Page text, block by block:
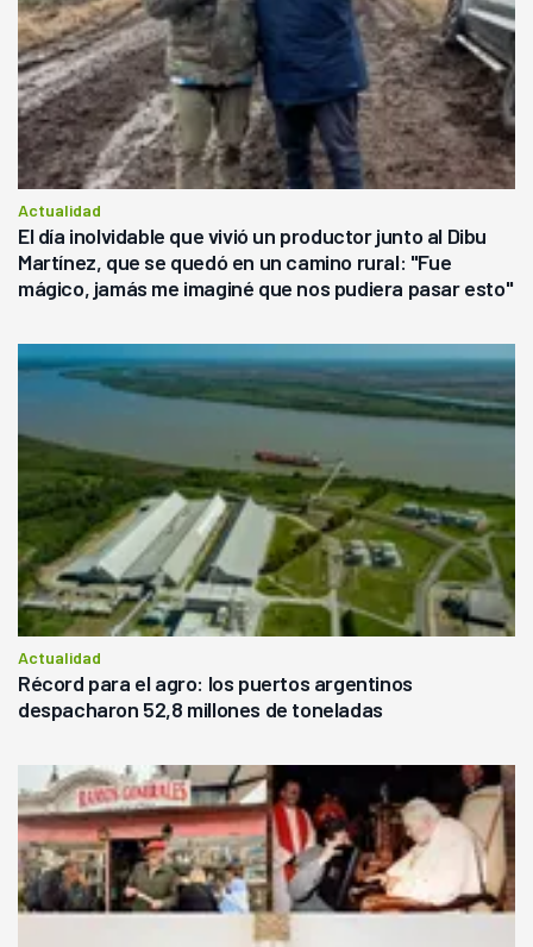
Actualidad
El día inolvidable que vivió un productor junto al Dibu
Martínez, que se quedó en un camino rural: "Fue
mágico, jamás me imaginé que nos pudiera pasar esto"
Actualidad
Récord para el agro: los puertos argentinos
despacharon 52,8 millones de toneladas